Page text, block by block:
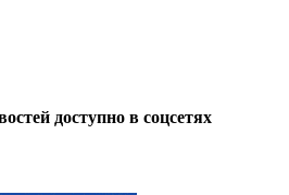
доступно в соцсетях